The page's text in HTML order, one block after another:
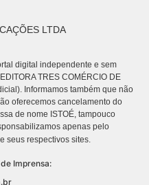
LTDA
digital independente e sem
TRES COMÉRCIO DE
Informamos também que não
oferecemos cancelamento do
de nome ISTOÉ, tampouco
apenas pelo
e seus respectivos sites.
Imprensa: